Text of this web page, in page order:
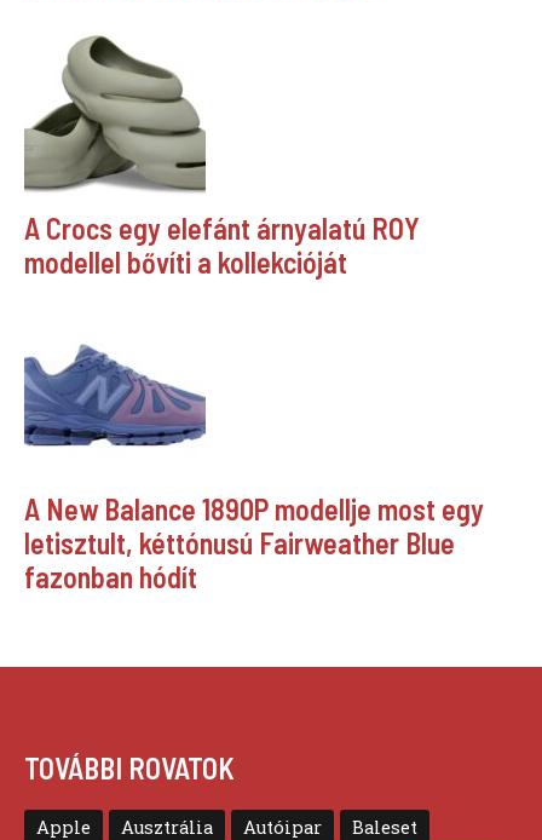
A Crocs egy elefánt árnyalatú ROY
modellel bővíti a kollekcióját
A New Balance 1890P modellje most egy
letisztult, kéttónusú Fairweather Blue
fazonban hódít
TOVÁBBI ROVATOK
Apple Ausztrália Autóipar
Baleset